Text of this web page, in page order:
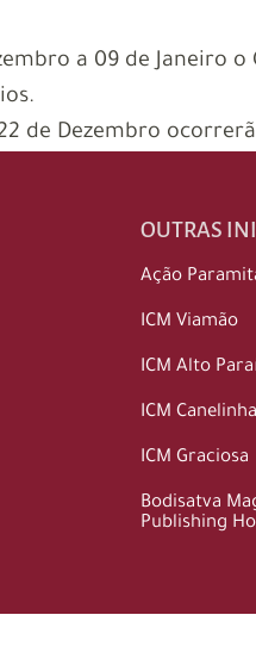
a 09 de Janeiro
de Dezembro
OUTRAS
Ação
ICM Viamão
ICM Alto
ICM Canelinha
ICM Graciosa
Bodisatva
Publishing